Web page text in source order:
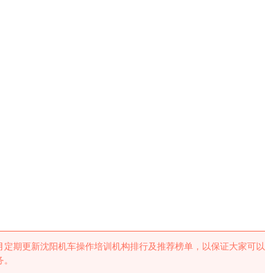
期更新沈阳机车操作培训机构排行及推荐榜单，以保证大家可